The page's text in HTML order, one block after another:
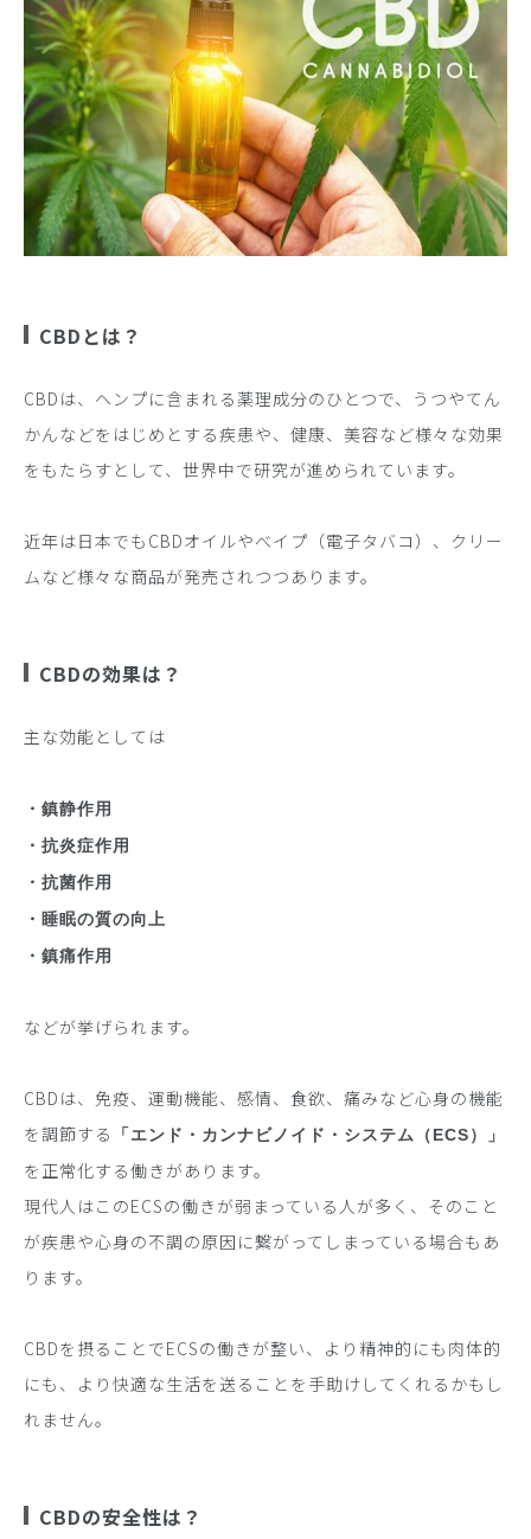
CBDとは？
CBDは、ヘンプに含まれる薬理成分のひとつで、うつやてん
かんなどをはじめとする疾患や、健康、美容など様々な効果
をもたらすとして、世界中で研究が進められています。
近年は日本でもCBDオイルやべイプ（電子タバコ）、クリー
ムなど様々な商品が発売されつつあります。
CBDの効果は？
主な効能としては
・鎮静作用
・抗炎症作用
・抗菌作用
・睡眠の質の向上
・鎮痛作用
などが挙げられます。
CBDは、免疫、運動機能、感情、食欲、痛みなど心身の機能
を調節する
「エンド・カンナビノイド・システム（ECS）」
を正常化する働きがあります。
現代人はこのECSの働きが弱まっている人が多く、そのこと
が疾患や心身の不調の原因に繋がってしまっている場合もあ
ります。
CBDを摂ることでECSの働きが整い、より精神的にも肉体的
にも、より快適な生活を送ることを手助けしてくれるかもし
れません。
CBDの安全性は？